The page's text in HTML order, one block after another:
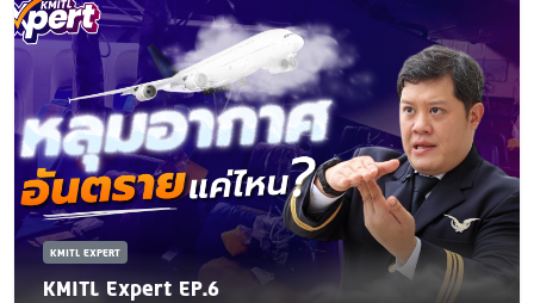
KMITL EXPERT
KMITL Expert EP.6